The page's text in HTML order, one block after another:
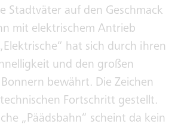
Stadtväter auf den Geschmack
mit elektrischem Antrieb
hat sich durch ihren
und den großen
bewährt. Die Zeichen
Fortschritt gestellt.
„Päädsbahn“ scheint da kein